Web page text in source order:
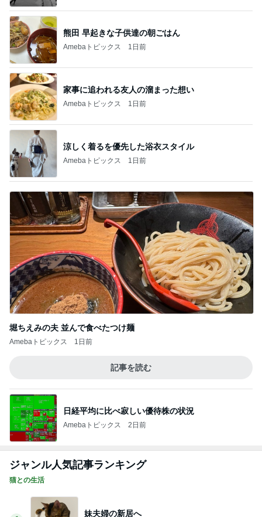
熊田 早起きな子供達の朝ごはん
Amebaトピックス 1日前
家事に追われる友人の溜まった想い
Amebaトピックス 1日前
涼しく着るを優先した浴衣スタイル
Amebaトピックス 1日前
堀ちえみの夫 並んで食べたつけ麺
Amebaトピックス 1日前
記事を読む
日経平均に比べ寂しい優待株の状況
Amebaトピックス 2日前
ジャンル人気記事ランキング
猫との生活
妹夫婦の新居へ